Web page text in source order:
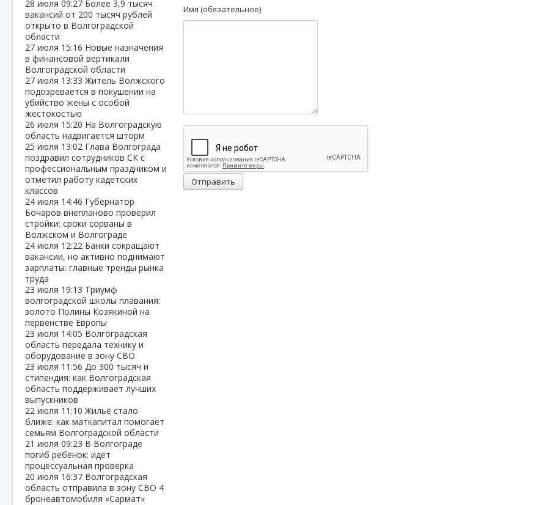
28 июля 09:27 Более 3,9 тысяч
вакансий от 200 тысяч рублей
открыто в Волгоградской
области
27 июля 15:16 Новые назначения
в финансовой вертикали
Волгоградской области
27 июля 13:33Житель Волжского
подозревается в покушении на
убийство жены с особой
жестокостью
26 июля 15:20 На Волгоградскую
область надвигается шторм
25 июля 13:02 Глава Волгограда
поздравил сотрудников СК с
профессиональным праздником и
отметил работу кадетских
классов
24 июля 14:46 Губернатор
Бочаров внепланово проверил
стройки: сроки сорваны в
Волжском и Волгограде
24 июля 12:22 Банки сокращают
вакансии, но активно поднимают
зарплаты: главные тренды рынка
труда
23 июля 19:13 Триумф
волгоградской школы плавания:
золото Полины Козякиной на
первенстве Европы
23 июля 14:05 Волгоградская
область передала технику и
оборудование в зону СВО
23 июля 11:56 До 300 тысяч и
стипендия: как Волгоградская
область поддерживает лучших
выпускников
22 июля 11:10Жильё стало
ближе: как маткапитал помогает
семьям Волгоградской области
21 июля 09:23 В Волгограде
погиб ребёнок: идёт
процессуальная проверка
20 июля 16:37 Волгоградская
область отправила в зону СВО 4
бронеавтомобиля «Сармат»
Имя (обязательное)
Отправить